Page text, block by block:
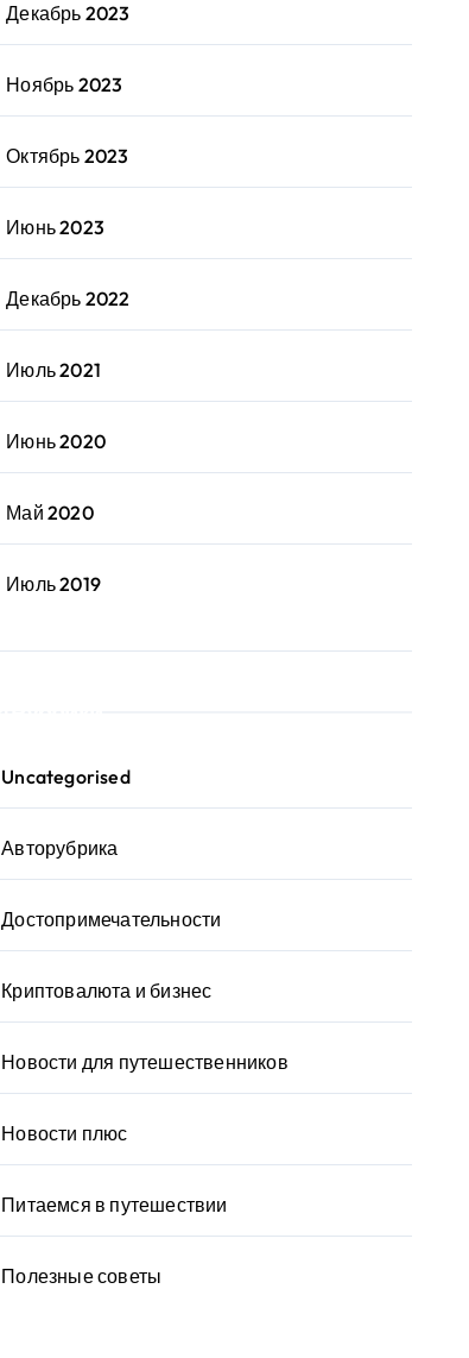
Декабрь 2023
Ноябрь 2023
Октябрь 2023
Июнь 2023
Декабрь 2022
Июль 2021
Июнь 2020
Май 2020
Июль 2019
Uncategorised
Авторубрика
Достопримечательности
Криптовалюта и бизнес
Новости для путешественников
Новости плюс
Питаемся в путешествии
Полезные советы